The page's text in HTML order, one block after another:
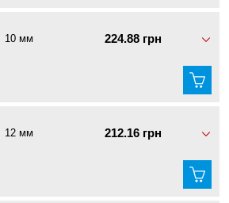
10 мм 224.88 грн
12 мм 212.16 грн